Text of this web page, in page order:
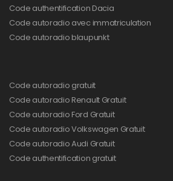
Code authentification Dacia
Code autoradio avec immatriculation
Code autoradio blaupunkt
Code autoradio gratuit
Code autoradio Renault Gratuit
Code autoradio Ford Gratuit
Code autoradio Volkswagen Gratuit
Code autoradio Audi Gratuit
Code authentification gratuit